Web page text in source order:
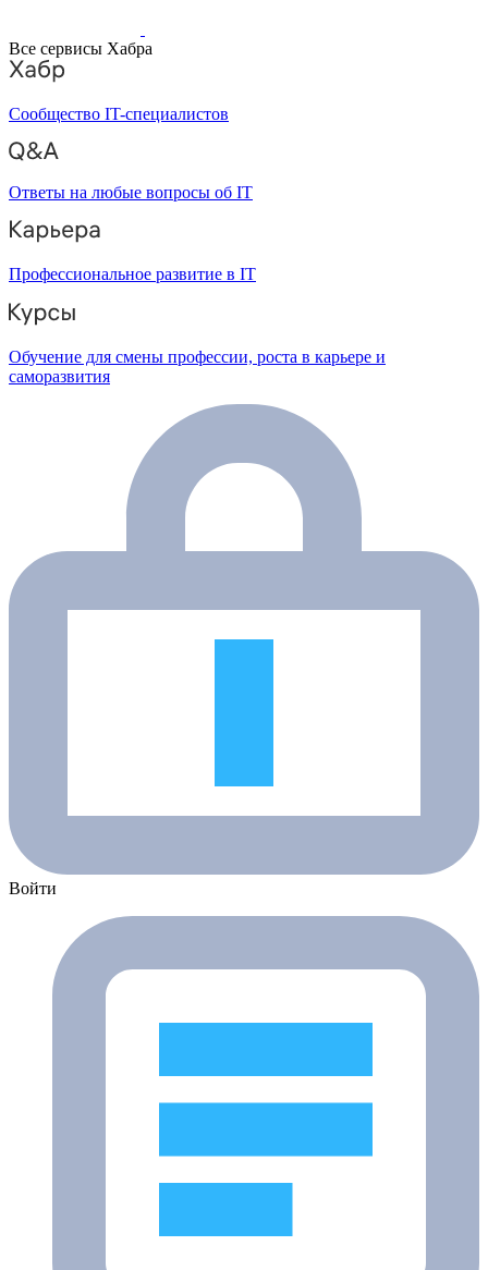
Все сервисы Хабра
Сообщество IT-специалистов
Ответы на любые вопросы об IT
Профессиональное развитие в IT
Обучение для смены профессии, роста в карьере и
саморазвития
Войти